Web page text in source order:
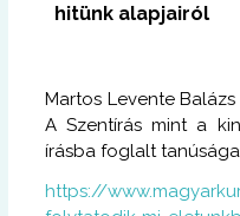
hitünk alapjairól
Martos Levente
A Szentírás mint a
írásba foglalt
https://